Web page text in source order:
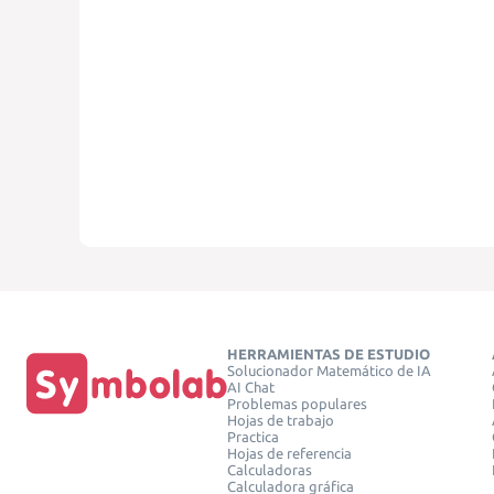
HERRAMIENTAS DE ESTUDIO
Solucionador Matemático de IA
AI Chat
Problemas populares
Hojas de trabajo
Practica
Hojas de referencia
Calculadoras
Calculadora gráfica